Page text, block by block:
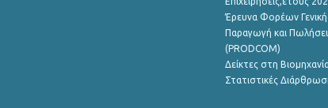
Έρευνα Φορέων
Παραγωγή και
(PRODCOM)
Δείκτες στη
Στατιστικές